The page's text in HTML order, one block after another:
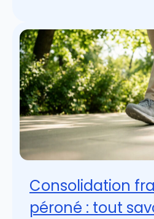
Consolidation
péroné : tout